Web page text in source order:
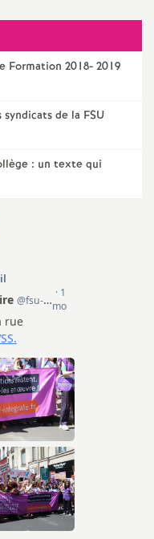
Formation 2018- 2019
de la FSU
: un texte qui